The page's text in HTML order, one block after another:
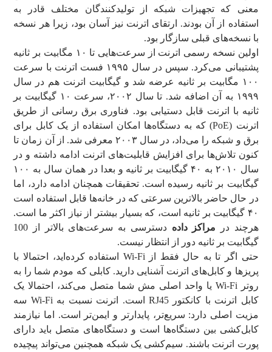
معنی که تجهیزات شبکه از تولیدکنندگان مختلف قادر به
استفاده از آن بودند. ارتقای اترنت نیز آسان بود، زیرا هر نسخه
با نسخه‌های قبلی سازگار بود.
اولین نسخه رسمی اترنت از سرعت‌هایی تا ۱۰ مگابیت بر ثانیه
پشتیبانی می‌کرد. سپس در سال ۱۹۹۵ فست اترنت با سرعت
۱۰۰ مگابیت بر ثانیه عرضه شد و گیگابیت اترنت هم در سال
۱۹۹۹ به آن اضافه شد. تا سال ۲۰۰۲، سرعت ۱۰ گیگابیت بر
ثانیه با اترنت قابل دستیابی بود. فناوری برق رسانی از طریق
اترنت (PoE) که به دستگاه‌ها امکان استفاده از یک کابل برای
برق و شبکه را می‌داد، در سال ۲۰۰۳ معرفی شد. از آن زمان تا
کنون تلاش‌ها برای افزایش قابلیت‌های اترنت ادامه داشته و در
سال ۲۰۱۰ به ۴۰ گیگابیت بر ثانیه و بعدا در همان سال به ۱۰۰
گیگابیت بر ثانیه رسیده است. تحقیقات همچنان ادامه دارد، اما
در حال حاضر بالاترین سرعتی که در خانه‌ها قابل استفاده است
۴۰ گیگابیت بر ثانیه است، که بسیار بیشتر از نیاز اکثر ما است.
هرچند در مراکز داده
دسترسی به سرعت‌های بالاتر از 100
گیگابیت بر ثانیه دور از انتظار نیست.
حتی اگر تا به حال فقط از Wi-Fi استفاده کرده‌اید، احتمالا با
پریزها و کابل‌های اترنت آشنایی دارید. کابلی که مودم شما را به
روتر Wi-Fi یا واحد اصلی مش شما متصل می‌کند، احتمالا یک
کابل اترنت با کانکتور RJ45 است. اترنت نسبت به Wi-Fi سه
مزیت اصلی دارد: سریع‌تر، پایدارتر و ایمن‌تر است. اما نیازمند
کابل‌کشی بین دستگاه‌ها است و دستگاه‌های متصل باید دارای
پورت اترنت باشند. سیم‌کشی یک شبکه همچنین می‌تواند پیچیده